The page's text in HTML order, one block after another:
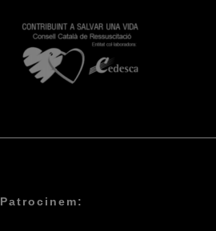
Patrocinem: